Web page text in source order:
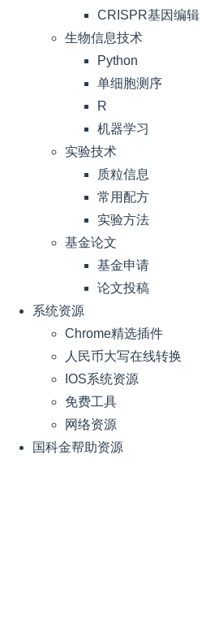
CRISPR基因编辑
生物信息技术
Python
单细胞测序
R
机器学习
实验技术
质粒信息
常用配方
实验方法
基金论文
基金申请
论文投稿
系统资源
Chrome精选插件
人民币大写在线转换
IOS系统资源
免费工具
网络资源
国科金帮助资源